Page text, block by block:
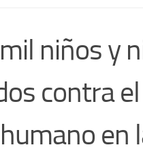
niños y
contra
en